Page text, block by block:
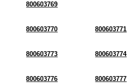
800603769
800603770 800603771
800603773 800603774
800603776 800603777